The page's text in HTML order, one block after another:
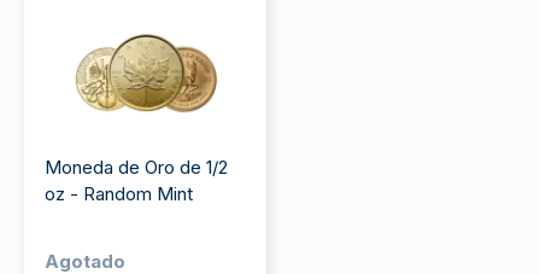
Moneda de Oro de 1/2
oz - Random Mint
Agotado